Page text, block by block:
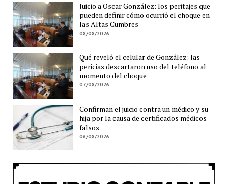
Juicio a Oscar González: los peritajes que
pueden definir cómo ocurrió el choque en
las Altas Cumbres
08/08/2026
Qué reveló el celular de González: las
pericias descartaron uso del teléfono al
momento del choque
07/08/2026
Confirman el juicio contra un médico y su
hija por la causa de certificados médicos
falsos
06/08/2026